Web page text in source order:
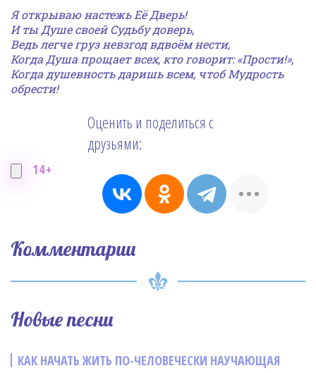
Я открываю настежь Её Дверь!
И ты Душе своей Судьбу доверь,
Ведь легче груз невзгод вдвоём нести,
Когда Душа прощает всех, кто говорит: «Прости!»,
Когда душевность даришь всем, чтоб Мудрость
обрести!
14+
Оценить и поделиться с
друзьями:
Комментарии
Новые песни
КАК НАЧАТЬ ЖИТЬ ПО-ЧЕЛОВЕЧЕСКИ НАУЧАЮЩАЯ